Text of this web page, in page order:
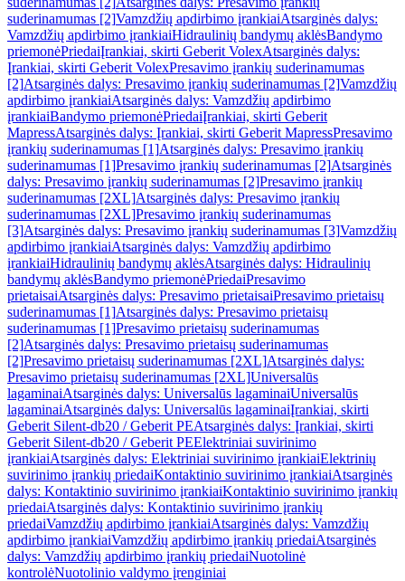
suderinamumas [2]Vamzdžių apdirbimo įrankiaiAtsarginės dalys:
Vamzdžių apdirbimo įrankiaiHidraulinių bandymų aklėsBandymo
priemonėPriedaiĮrankiai, skirti Geberit VolexAtsarginės dalys:
Įrankiai, skirti Geberit VolexPresavimo įrankių suderinamumas
[2]Atsarginės dalys: Presavimo įrankių suderinamumas [2]Vamzdžių
apdirbimo įrankiaiAtsarginės dalys: Vamzdžių apdirbimo
įrankiaiBandymo priemonėPriedaiĮrankiai, skirti Geberit
MapressAtsarginės dalys: Įrankiai, skirti Geberit MapressPresavimo
įrankių suderinamumas [1]Atsarginės dalys: Presavimo įrankių
suderinamumas [1]Presavimo įrankių suderinamumas [2]Atsarginės
dalys: Presavimo įrankių suderinamumas [2]Presavimo įrankių
suderinamumas [2XL]Atsarginės dalys: Presavimo įrankių
suderinamumas [2XL]Presavimo įrankių suderinamumas
[3]Atsarginės dalys: Presavimo įrankių suderinamumas [3]Vamzdžių
apdirbimo įrankiaiAtsarginės dalys: Vamzdžių apdirbimo
įrankiaiHidraulinių bandymų aklėsAtsarginės dalys: Hidraulinių
bandymų aklėsBandymo priemonėPriedaiPresavimo
prietaisaiAtsarginės dalys: Presavimo prietaisaiPresavimo prietaisų
suderinamumas [1]Atsarginės dalys: Presavimo prietaisų
suderinamumas [1]Presavimo prietaisų suderinamumas
[2]Atsarginės dalys: Presavimo prietaisų suderinamumas
[2]Presavimo prietaisų suderinamumas [2XL]Atsarginės dalys:
Presavimo prietaisų suderinamumas [2XL]Universalūs
lagaminaiAtsarginės dalys: Universalūs lagaminaiUniversalūs
lagaminaiAtsarginės dalys: Universalūs lagaminaiĮrankiai, skirti
Geberit Silent-db20 / Geberit PEAtsarginės dalys: Įrankiai, skirti
Geberit Silent-db20 / Geberit PEElektriniai suvirinimo
įrankiaiAtsarginės dalys: Elektriniai suvirinimo įrankiaiElektrinių
suvirinimo įrankių priedaiKontaktinio suvirinimo įrankiaiAtsarginės
dalys: Kontaktinio suvirinimo įrankiaiKontaktinio suvirinimo įrankių
priedaiAtsarginės dalys: Kontaktinio suvirinimo įrankių
priedaiVamzdžių apdirbimo įrankiaiAtsarginės dalys: Vamzdžių
apdirbimo įrankiaiVamzdžių apdirbimo įrankių priedaiAtsarginės
dalys: Vamzdžių apdirbimo įrankių priedaiNuotolinė
kontrolėNuotolinio valdymo įrenginiai